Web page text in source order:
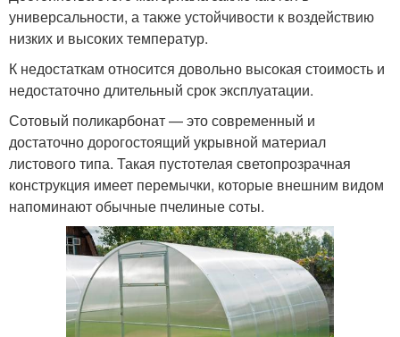
универсальности, а также устойчивости к воздействию
низких и высоких температур.
К недостаткам относится довольно высокая стоимость и
недостаточно длительный срок эксплуатации.
Сотовый поликарбонат — это современный и
достаточно дорогостоящий укрывной материал
листового типа. Такая пустотелая светопрозрачная
конструкция имеет перемычки, которые внешним видом
напоминают обычные пчелиные соты.